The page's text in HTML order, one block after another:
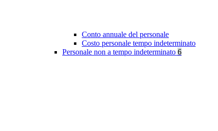
Conto annuale del personale
Costo personale tempo indeterminato
Personale non a tempo indeterminato 6